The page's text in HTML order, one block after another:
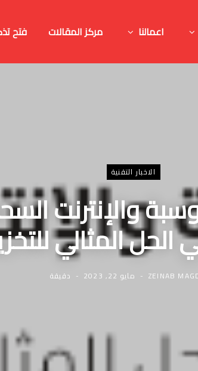
اعمالنا مركز المقالات فتح
الاخبار التقنية
والإنترنت
المثالي
ZEINAB مايو 22, 2023 دقيقة